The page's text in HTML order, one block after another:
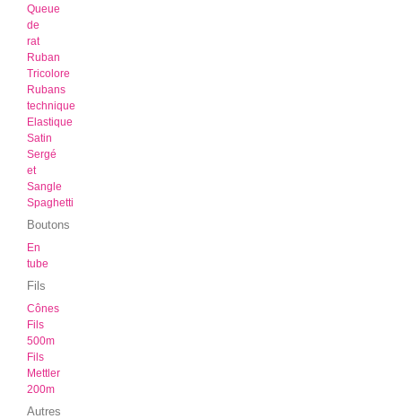
Queue
de
rat
Ruban
Tricolore
Rubans
technique
Elastique
Satin
Sergé
et
Sangle
Spaghetti
Boutons
En
tube
Fils
Cônes
Fils
500m
Fils
Mettler
200m
Autres